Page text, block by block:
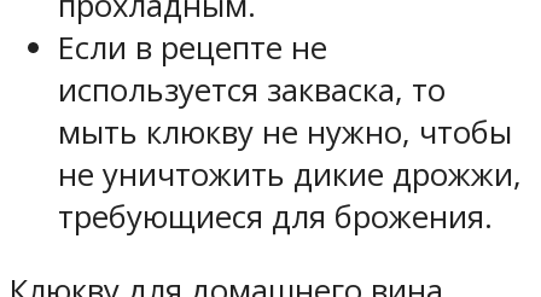
Если в рецепте не
используется закваска, то
мыть клюкву не нужно, чтобы
не уничтожить дикие дрожжи,
требующиеся для брожения.